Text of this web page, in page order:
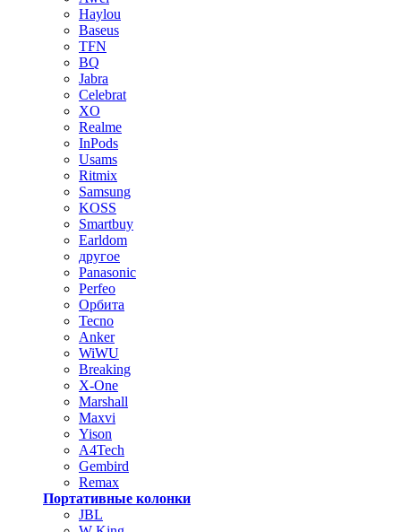
Haylou
Baseus
TFN
BQ
Jabra
Celebrat
XO
Realme
InPods
Usams
Ritmix
Samsung
KOSS
Smartbuy
Earldom
другое
Panasonic
Perfeo
Орбита
Tecno
Anker
WiWU
Breaking
X-One
Marshall
Maxvi
Yison
A4Tech
Gembird
Remax
Портативные колонки
JBL